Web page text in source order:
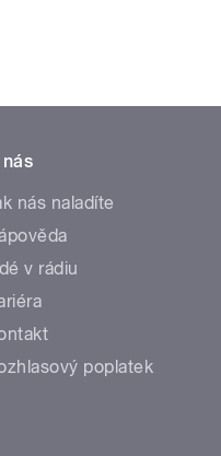
nás
nás naladíte
v rádiu
poplatek